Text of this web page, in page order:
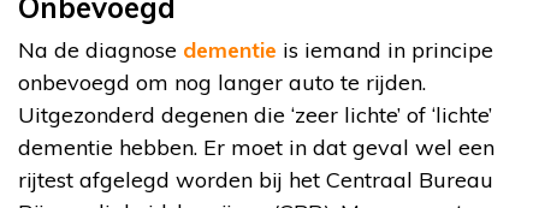
Na de diagnose dementie is iemand in principe
onbevoegd om nog langer auto te rijden.
Uitgezonderd degenen die ‘zeer lichte’ of ‘lichte’
dementie hebben. Er moet in dat geval wel een
rijtest afgelegd worden bij het Centraal Bureau